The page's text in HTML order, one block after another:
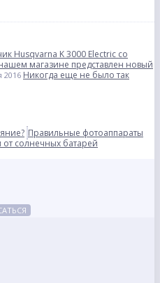
Husqvarna K 3000 Electric со
магазине представлен новый
2016 Никогда еще не было так
Правильные фотоаппараты
от солнечных батарей